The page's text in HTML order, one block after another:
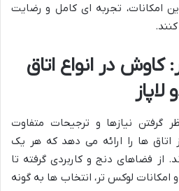
امکانات، تجربه ای کامل و رضایت
کاوش در انواع اتاق
گرفتن نیازها و ترجیحات متفاوت
اتاق ها را ارائه می دهد که هر یک
از فضاهای دنج و کاربردی گرفته تا
لوکس تر، انتخاب ها به گونه